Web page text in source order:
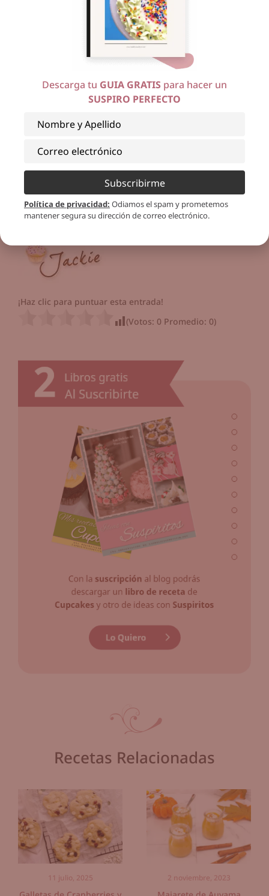
recuerden que me pueden enviar sus fotos por
Instagram @lasdeliciasdevivir
Dios les bendiga
¡Haz clic para puntuar esta entrada!
(Votos: 0 Promedio: 0)
Recetas Relacionadas
11 julio, 2025 2 noviembre, 2023
Descarga tu GUIA GRATIS para hacer un
SUSPIRO PERFECTO
Subscribirme
Política de privacidad: Odiamos el spam y prometemos
mantener segura su dirección de correo electrónico.